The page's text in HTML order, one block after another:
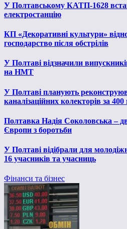
У Полтавському КАТП-1628
електростанцію
КП «Декоративні культури»
господарство після обстрілів
У Полтаві відзначили
на НМТ
У Полтаві планують
каналізаційних колекторів за
Полтавка Надія Соколовська –
Європи з боротьби
У Полтаві відібрали для
16 учасників та учасниць
Фінанси та бізнес